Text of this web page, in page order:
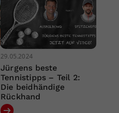
29.05.2024
Jürgens beste
Tennistipps – Teil 2:
Die beidhändige
Rückhand